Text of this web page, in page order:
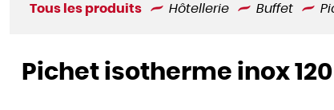
Tous les produits Hôtellerie Buffet
Pichet isotherme inox